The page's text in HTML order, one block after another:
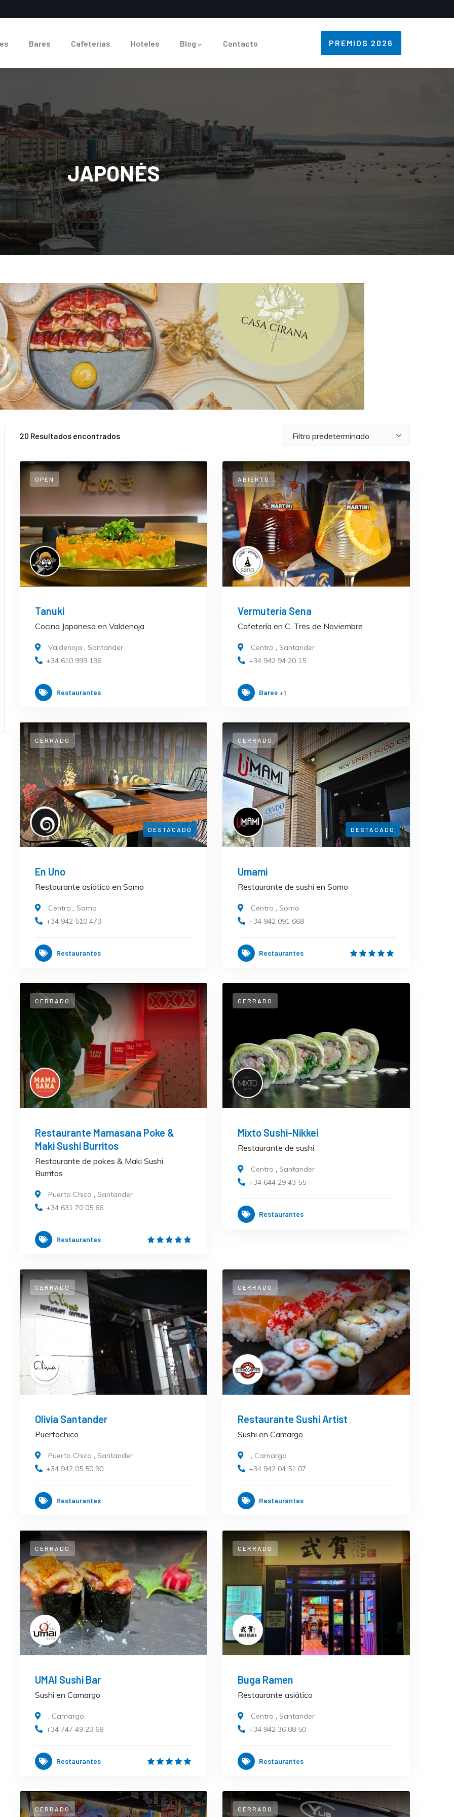
Bares Cafeterías Hoteles Blog Contacto PREMIOS 2026
JAPONÉS
20 Resultados encontrados
OPEN
Tanuki
Cocina Japonesa en Valdenoja
Valdenoja , Santander
+34 610 999 196
Restaurantes
ABIERTO
Vermutería Sena
Cafetería en C. Tres de Noviembre
Centro , Santander
+34 942 94 20 15
Bares +1
CERRADO
DESTACADO
En Uno
Restaurante asiático en Somo
Centro , Somo
+34 942 510 473
Restaurantes
CERRADO
DESTACADO
Umami
Restaurante de sushi en Somo
Centro , Somo
+34 942 091 668
Restaurantes
CERRADO
Restaurante Mamasana Poke &
Maki Sushi Burritos
Restaurante de pokes & Maki Sushi
Burritos
Puerto Chico , Santander
+34 631 70 05 66
Restaurantes
CERRADO
Mixto Sushi-Nikkei
Restaurante de sushi
Centro , Santander
+34 644 29 43 55
Restaurantes
CERRADO
Olivia Santander
Puertochico
Puerto Chico , Santander
+34 942 05 50 90
Restaurantes
CERRADO
Restaurante Sushi Artist
Sushi en Camargo
, Camargo
+34 942 04 51 07
Restaurantes
CERRADO
UMAI Sushi Bar
Sushi en Camargo
, Camargo
+34 747 49 23 68
Restaurantes
CERRADO
Buga Ramen
Restaurante asiático
Centro , Santander
+34 942 36 08 50
Restaurantes
CERRADO CERRADO